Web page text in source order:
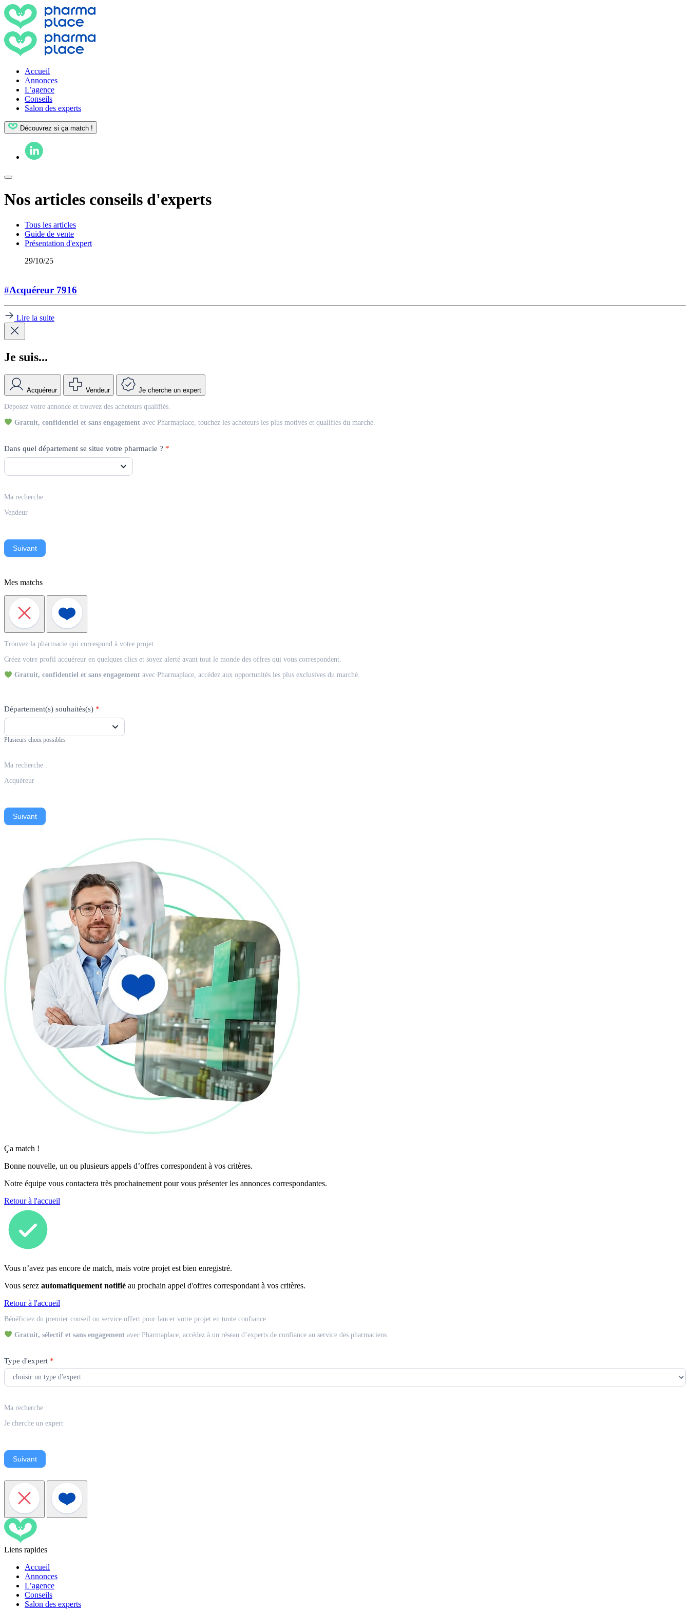
Accueil
Annonces
L’agence
Conseils
Salon des experts
Découvrez si ça match !
Nos articles conseils d'experts
Tous les articles
Guide de vente
Présentation d'expert
29/10/25
#Acquéreur 7916
Lire la suite
Je suis...
Acquéreur Vendeur Je cherche un expert
Vendeur
Déposez votre annonce et trouvez des acheteurs qualifiés.
Gratuit, confidentiel et sans engagement avec Pharmaplace, touchez les acheteurs les plus motivés et qualifiés du marché.
Dans quel département se situe votre pharmacie ? *
Ma recherche :
Vendeur
Suivant
Mes matchs
Acquéreur
Trouvez la pharmacie qui correspond à votre projet.
Créez votre profil acquéreur en quelques clics et soyez alerté avant tout le monde des offres qui vous correspondent.
Gratuit, confidentiel et sans engagementavec Pharmaplace, accédez aux opportunités les plus exclusives du marché.
Département(s) souhaités(s) *
Plusieurs choix possibles
Ma recherche :
Acquéreur
Suivant
Ça match !
Bonne nouvelle, un ou plusieurs appels d’offres correspondent à vos critères.
Notre équipe vous contactera très prochainement pour vous présenter les annonces correspondantes.
Retour à l'accueil
Vous n’avez pas encore de match, mais votre projet est bien enregistré.
Vous serez automatiquement notifié au prochain appel d'offres correspondant à vos critères.
Retour à l'accueil
Expert
Bénéficiez du premier conseil ou service offert pour lancer votre projet en toute confiance
Gratuit, sélectif et sans engagementavec Pharmaplace, accédez à un réseau d’experts de confiance au service des pharmaciens
Type d'expert *
Ma recherche :
Je cherche un expert
Suivant
Liens rapides
Accueil
Annonces
L’agence
Conseils
Salon des experts